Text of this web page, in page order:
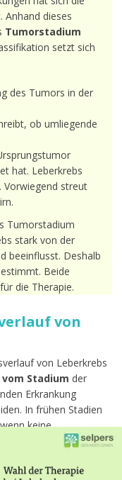
dieses
Tumorstadium
setzt sich
des Tumors in der
ob umliegende
hat. Leberkrebs
Vorwiegend streut
Tumorstadium
stark von der
beeinflusst. Deshalb
Beide
die Therapie.
von
von Leberkrebs
Stadium der
Erkrankung
In frühen Stadien
keine
möglich. Bei einer
möglich, da
gut ist. Wenn der